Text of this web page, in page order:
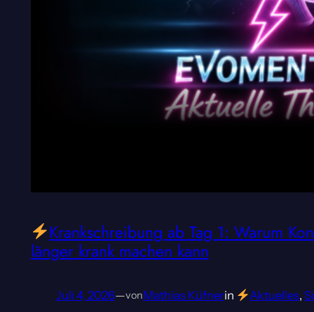
Krankschreibung ab Tag 1: Warum
länger krank machen kann
Juli 4, 2026—vonMathias Küfnerin Aktuelles,